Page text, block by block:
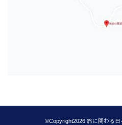
©Copyright2026 旅に関わる日